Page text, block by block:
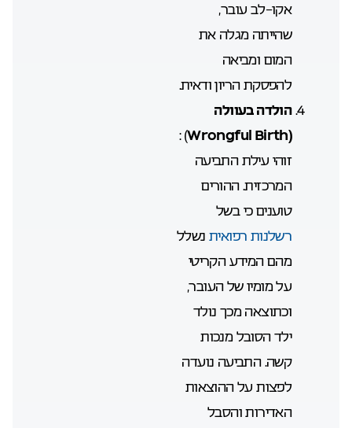
אקו-לב עובר,
שהייתה מגלה את
המום ומביאה
להפסקת הריון ודאית.
הולדה בעוולה
(
Wrongful Birth
) :
זוהי עילת התביעה
המרכזית. ההורים
טוענים כי בשל
רשלנות רפואית נשלל
מהם המידע הקריטי
על מומיו של העובר,
וכתוצאה מכך נולד
ילד הסובל מנכות
קשה. התביעה נועדה
לפצות על ההוצאות
האדירות והסבל